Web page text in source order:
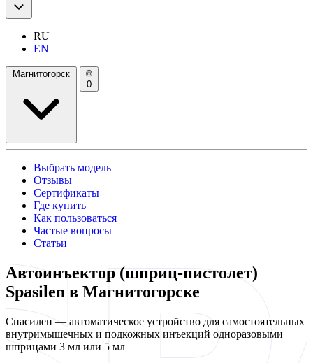
RU
EN
Магнитогорск
0
Выбрать модель
Отзывы
Сертификаты
Где купить
Как пользоваться
Частые вопросы
Статьи
Автоинъектор (шприц-пистолет)
Spasilen в Магнитогорске
Спасилен — автоматическое устройство для самостоятельных
внутримышечных и подкожных инъекций одноразовыми
шприцами 3 мл или 5 мл